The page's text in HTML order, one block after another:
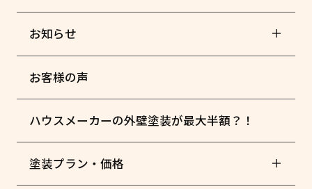
お知らせ
お客様の声
ハウスメーカーの外壁塗装が最大半額？！
塗装プラン・価格